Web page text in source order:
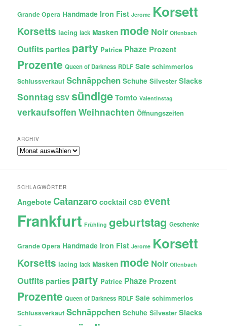
Grande Opera Handmade Iron Fist Jerome Korsett
Korsetts lacing lack Masken mode Noir Offenbach
Outfits parties party Patrice Phaze Prozent
Prozente Queen of Darkness RDLF Sale schimmerlos
Schlussverkauf Schnäppchen Schuhe Silvester Slacks
Sonntag SSV sündige Tomto Valentinstag
verkaufsoffen Weihnachten Öffnungszeiten
ARCHIV
Archiv
SCHLAGWÖRTER
Angebote Catanzaro cocktail CSD event
Frankfurt Frühling geburtstag Geschenke
Grande Opera Handmade Iron Fist Jerome Korsett
Korsetts lacing lack Masken mode Noir Offenbach
Outfits parties party Patrice Phaze Prozent
Prozente Queen of Darkness RDLF Sale schimmerlos
Schlussverkauf Schnäppchen Schuhe Silvester Slacks